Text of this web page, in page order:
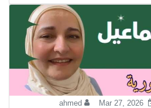
Mar 27, 2026
ahmed